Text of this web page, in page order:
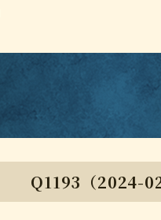
Q1193（2024-